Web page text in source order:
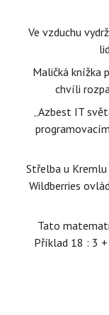
Ve vzduchu
Maličká knížka
chvíli
„Azbest IT
Střelba u
Wildberries
Tato
Příklad 18 : 3